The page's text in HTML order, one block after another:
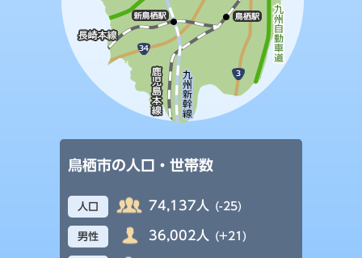
鳥栖市の人口・世帯数
人口 74,137人 (-25)
男性 36,002人 (+21)